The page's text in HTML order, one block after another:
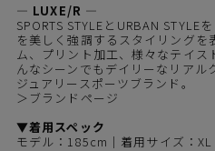
― LUXE/R ―
SPORTS STYLEとURBAN STYLE
を美しく強調するスタイリングを
ム、プリント加工、様々なテイ
んなシーンでもデイリーなリアル
ジュアリースポーツブランド。
＞ブランドページ
▼着用スペック
モデル：185cm｜着用サイズ：XL